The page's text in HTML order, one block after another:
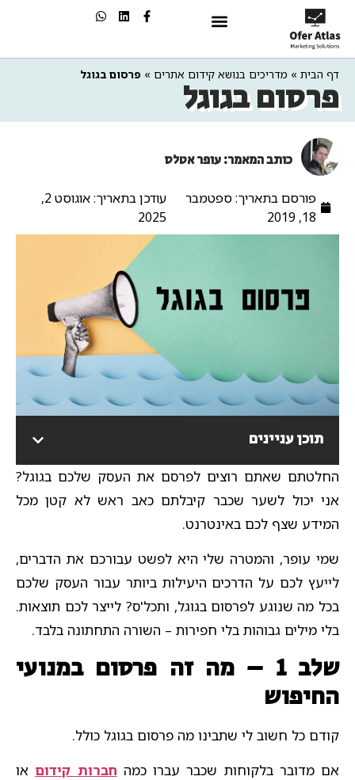
דף הבית » מדריכים בנושא קידום אתרים » פרסום בגוגל
פרסום בגוגל
כותב המאמר: עופר אטלס
פורסם בתאריך:ספטמבר
18, 2019
עודכן בתאריך: אוגוסט 2,
2025
תוכן עניינים
החלטתם שאתם רוצים לפרסם את העסק שלכם בגוגל?
אני יכול לשער שכבר קיבלתם כאב ראש לא קטן מכל
המידע שצף לכם באינטרנט.
שמי עופר, והמטרה שלי היא לפשט עבורכם את הדברים,
לייעץ לכם על הדרכים היעילות ביותר עבור העסק שלכם
בכל מה שנוגע לפרסום בגוגל, ותכל'ס? לייצר לכם תוצאות.
בלי מילים גבוהות בלי חפירות – השורה התחתונה בלבד.
שלב 1 – מה זה פרסום במנועי
החיפוש
קודם כל חשוב לי שתבינו מה פרסום בגוגל כולל.
אם מדובר בלקוחות שכבר עברו כמה חברות קידום או